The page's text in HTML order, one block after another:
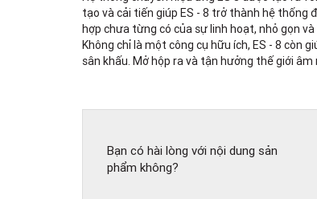
tạo và cải tiến giúp ES - 8 trở thành hệ thống
hợp chưa từng có của sự linh hoạt, nhỏ gọn
Không chỉ là một công cụ hữu ích, ES - 8 còn
sân khấu. Mở hộp ra và tận hưởng thế giới
Bạn có hài lòng với nội dung sản
phẩm không?